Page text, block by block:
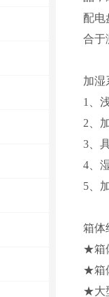
配电
合于
加湿
1、
2、
3、
4、
5、
箱体
★箱
★箱
★大